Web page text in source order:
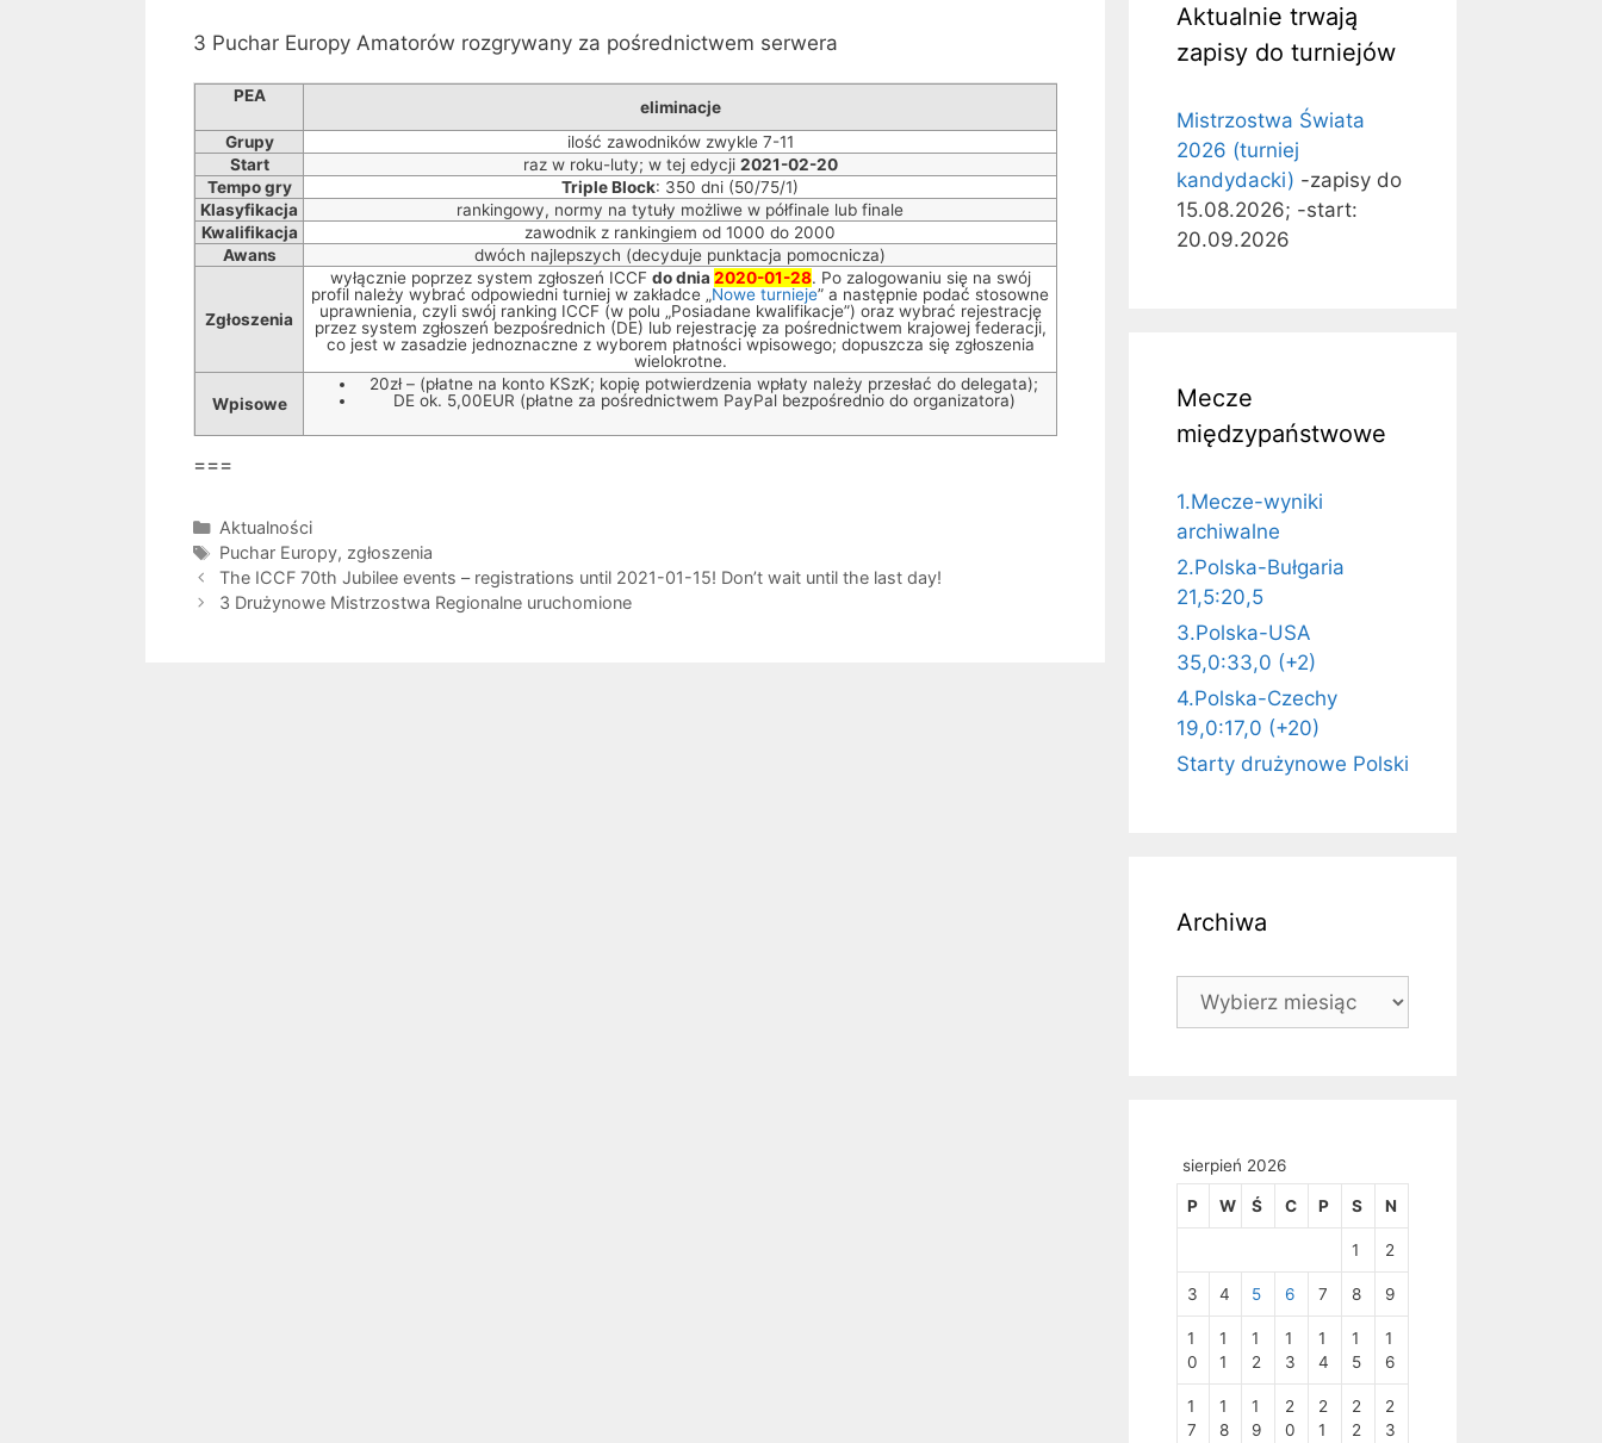
3 Puchar Europy Amatorów rozgrywany za pośrednictwem serwera
PEA
eliminacje
Grupy
ilość zawodników zwykle 7-11
Start
raz w roku-luty; w tej edycji 2021-02-20
Tempo gry
Triple Block: 350 dni (50/75/1)
Klasyfikacja
rankingowy, normy na tytuły możliwe w półfinale lub finale
Kwalifikacja
zawodnik z rankingiem od 1000 do 2000
Awans
dwóch najlepszych (decyduje punktacja pomocnicza)
Zgłoszenia
wyłącznie poprzez system zgłoszeń ICCF do dnia 2020-01-28. Po zalogowaniu się na swój
profil należy wybrać odpowiedni turniej w zakładce „Nowe turnieje” a następnie podać stosowne
uprawnienia, czyli swój ranking ICCF (w polu „Posiadane kwalifikacje”) oraz wybrać rejestrację
przez system zgłoszeń bezpośrednich (DE) lub rejestrację za pośrednictwem krajowej federacji,
co jest w zasadzie jednoznaczne z wyborem płatności wpisowego; dopuszcza się zgłoszenia
wielokrotne.
Wpisowe
20zł – (płatne na konto KSzK; kopię potwierdzenia wpłaty należy przesłać do delegata);
DE ok. 5,00EUR (płatne za pośrednictwem PayPal bezpośrednio do organizatora)
===
Kategorie
Aktualności
Tagi
Puchar Europy, zgłoszenia
The ICCF 70th Jubilee events – registrations until 2021-01-15! Don’t wait until the last day!
3 Drużynowe Mistrzostwa Regionalne uruchomione
Aktualnie trwają
zapisy do turniejów
Mistrzostwa Świata
2026 (turniej
kandydacki) -zapisy do
15.08.2026; -start:
20.09.2026
Mecze
międzypaństwowe
1.Mecze-wyniki
archiwalne
2.Polska-Bułgaria
21,5:20,5
3.Polska-USA
35,0:33,0 (+2)
4.Polska-Czechy
19,0:17,0 (+20)
Starty drużynowe Polski
Archiwa
Archiwa
sierpień 2026
P W Ś C P S N
1 2
3 4 5 6 7 8 9
1
0
1
1
1
2
1
3
1
4
1
5
1
6
1
7
1
8
1
9
2
0
2
1
2
2
2
3